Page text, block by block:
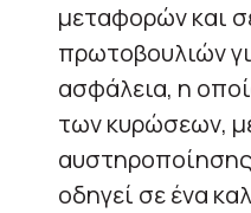
μεταφορών και
πρωτοβουλιών
ασφάλεια, η
των κυρώσεων,
οδηγεί σε ένα